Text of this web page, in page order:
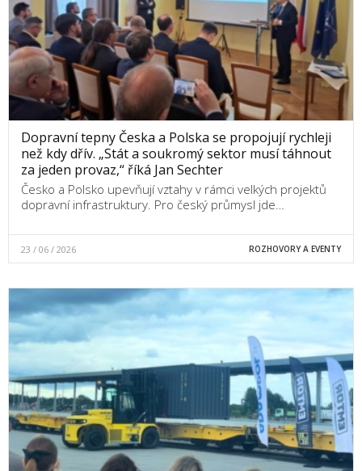
Dopravní tepny Česka a Polska se propojují rychleji
než kdy dřív. „Stát a soukromý sektor musí táhnout
za jeden provaz,“ říká Jan Sechter
Česko a Polsko upevňují vztahy v rámci velkých projektů
dopravní infrastruktury. Pro český průmysl jde…
23 / 06 / 2026 ROZHOVORY A EVENTY